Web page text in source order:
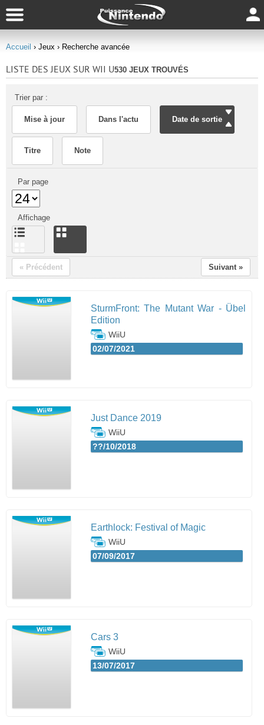
Accueil › Jeux › Recherche avancée
LISTE DES JEUX SUR WII U530 JEUX TROUVÉS
Trier par :
Mise à jour Dans l'actu Date de sortie
Titre Note
Par page
Affichage
« Précédent Suivant »
SturmFront: The Mutant War - Übel
Edition
WiiU
02/07/2021
Just Dance 2019
WiiU
??/10/2018
Earthlock: Festival of Magic
WiiU
07/09/2017
Cars 3
WiiU
13/07/2017